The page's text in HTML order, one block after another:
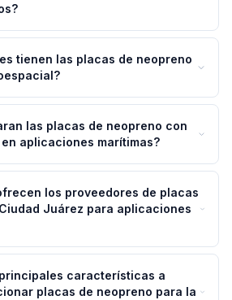
tienen las placas de neopreno
las placas de neopreno con
aplicaciones marítimas?
los proveedores de placas
Juárez para aplicaciones
características a
placas de neopreno para la